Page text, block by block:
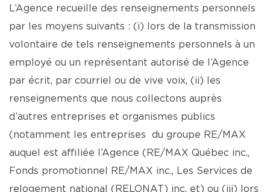
L’Agence recueille des renseignements personnels
par les moyens suivants : (i) lors de la transmission
volontaire de tels renseignements personnels à un
employé ou un représentant autorisé de l’Agence
par écrit, par courriel ou de vive voix, (ii) les
renseignements que nous collectons auprès
d’autres entreprises et organismes publics
(notamment les entreprises du groupe RE/MAX
auquel est affiliée l’Agence (RE/MAX Québec inc.,
Fonds promotionnel RE/MAX inc., Les Services de
relogement national (RELONAT) inc. et) ou (iii) lors